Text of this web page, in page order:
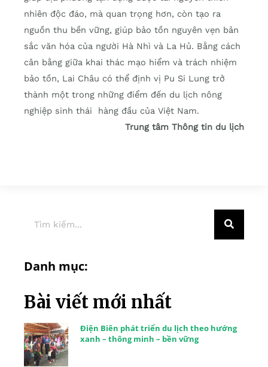
nhiên độc đáo, mà quan trọng hơn, còn tạo ra
nguồn thu bền vững, giúp bảo tồn nguyên vẹn bản
sắc văn hóa của người Hà Nhì và La Hủ. Bằng cách
cân bằng giữa khai thác mạo hiểm và trách nhiệm
bảo tồn, Lai Châu có thể định vị Pu Si Lung trở
thành một trong những điểm đến du lịch nông
nghiệp sinh thái hàng đầu của Việt Nam.
Trung tâm Thông tin du lịch
Danh mục:
Bài viết mới nhất
Điện Biên phát triển du lịch theo hướng
xanh – thông minh – bền vững